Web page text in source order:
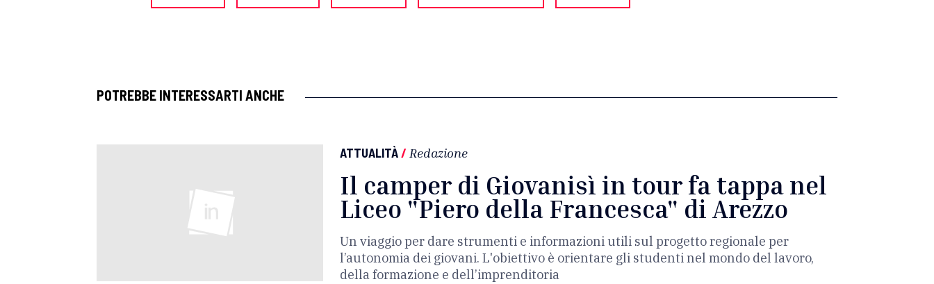
POTREBBE INTERESSARTI ANCHE
ATTUALITÀ/ Redazione
Il camper di Giovanisì in tour fa tappa nel
Liceo "Piero della Francesca" di Arezzo
Un viaggio per dare strumenti e informazioni utili sul progetto regionale per
l’autonomia dei giovani. L'obiettivo è orientare gli studenti nel mondo del lavoro,
della formazione e dell’imprenditoria